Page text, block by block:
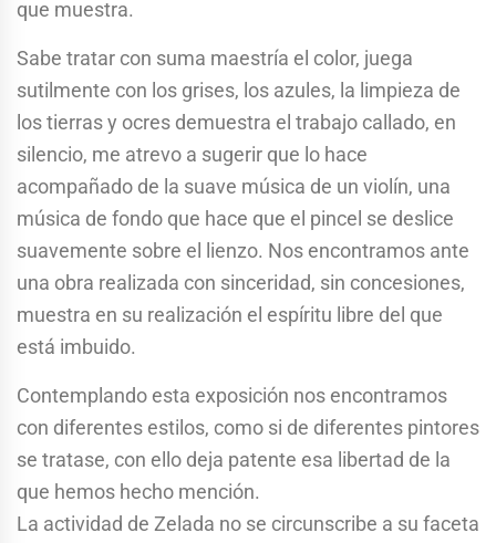
que muestra.
Sabe tratar con suma maestría el color, juega
sutilmente con los grises, los azules, la limpieza de
los tierras y ocres demuestra el trabajo callado, en
silencio, me atrevo a sugerir que lo hace
acompañado de la suave música de un violín, una
música de fondo que hace que el pincel se deslice
suavemente sobre el lienzo. Nos encontramos ante
una obra realizada con sinceridad, sin concesiones,
muestra en su realización el espíritu libre del que
está imbuido.
Contemplando esta exposición nos encontramos
con diferentes estilos, como si de diferentes pintores
se tratase, con ello deja patente esa libertad de la
que hemos hecho mención.
La actividad de Zelada no se circunscribe a su faceta